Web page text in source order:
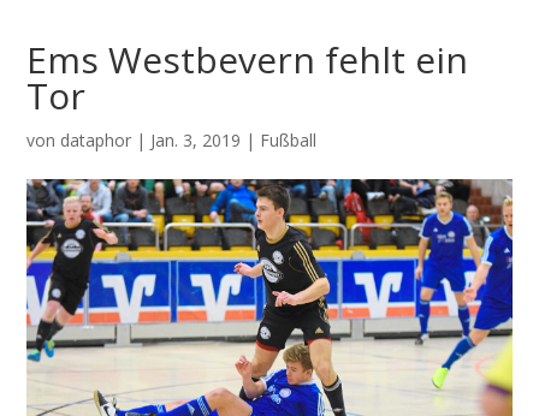
Ems Westbevern fehlt ein
Tor
von dataphor | Jan. 3, 2019 | Fußball